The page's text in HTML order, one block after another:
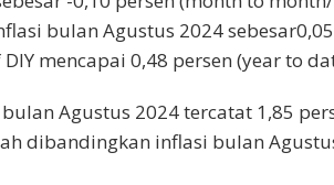
bulan Agustus 2024
mencapai 0,48 persen (year to
Agustus 2024 tercatat 1,85
dibandingkan inflasi bulan